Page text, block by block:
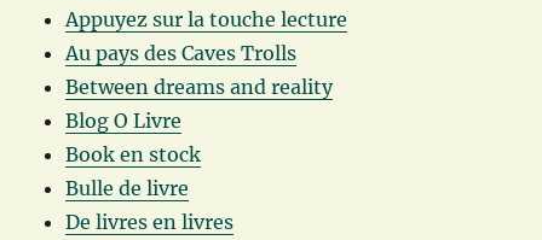
Appuyez sur la touche lecture
Au pays des Caves Trolls
Between dreams and reality
Blog O Livre
Book en stock
Bulle de livre
De livres en livres